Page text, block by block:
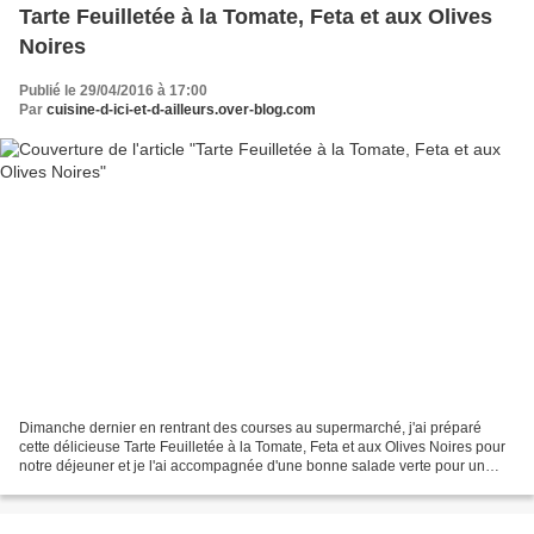
Tarte Feuilletée à la Tomate, Feta et aux Olives
Noires
Publié le 29/04/2016 à 17:00
Par cuisine-d-ici-et-d-ailleurs.over-blog.com
Dimanche dernier en rentrant des courses au supermarché, j'ai préparé
cette délicieuse Tarte Feuilletée à la Tomate, Feta et aux Olives Noires pour
notre déjeuner et je l'ai accompagnée d'une bonne salade verte pour un